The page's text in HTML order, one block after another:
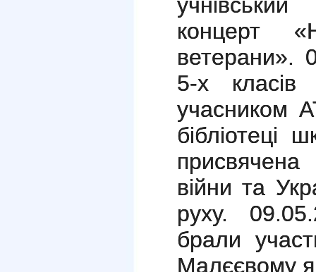
концерт
ветерани».
5-х класів
учасником
бібліотеці
присвячена
війни та
руху.
брали
Малєєвому